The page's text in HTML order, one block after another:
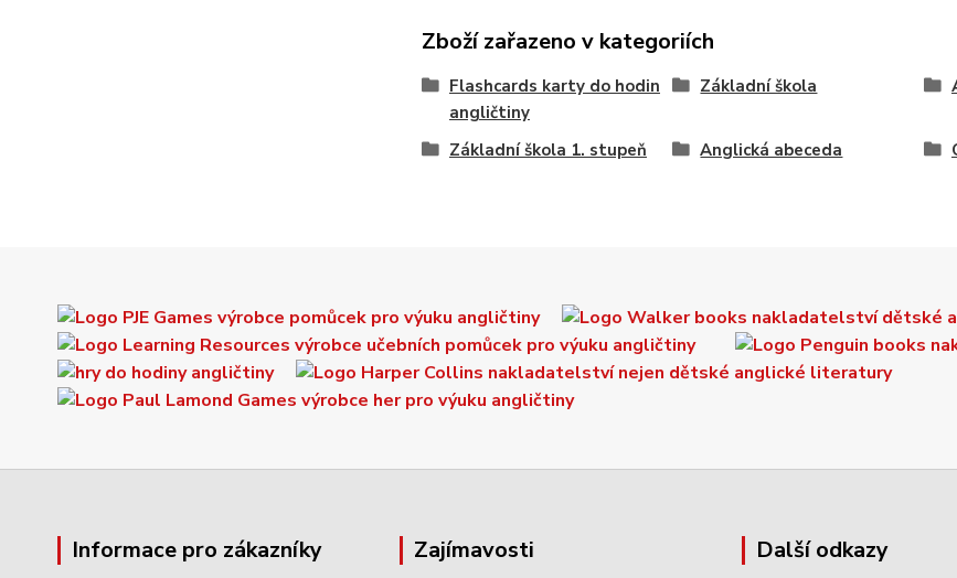
Zboží zařazeno v kategoriích
Flashcards karty do hodin
angličtiny
Základní škola
Základní škola 1. stupeň Anglická abeceda
Informace pro zákazníky Zajímavosti Další odkazy